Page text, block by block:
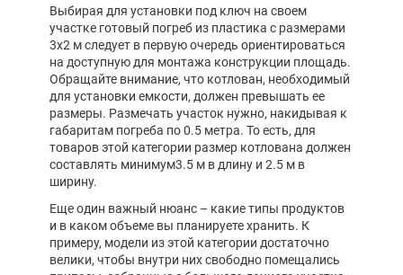
Выбирая для установки под ключ на своем
участке готовый погреб из пластика с размерами
3х2 м следует в первую очередь ориентироваться
на доступную для монтажа конструкции площадь.
Обращайте внимание, что котлован, необходимый
для установки емкости, должен превышать ее
размеры. Размечать участок нужно, накидывая к
габаритам погреба по 0.5 метра. То есть, для
товаров этой категории размер котлована должен
составлять минимум3.5 м в длину и 2.5 м в
ширину.
Еще один важный нюанс – какие типы продуктов
и в каком объеме вы планируете хранить. К
примеру, модели из этой категории достаточно
велики, чтобы внутри них свободно помещались